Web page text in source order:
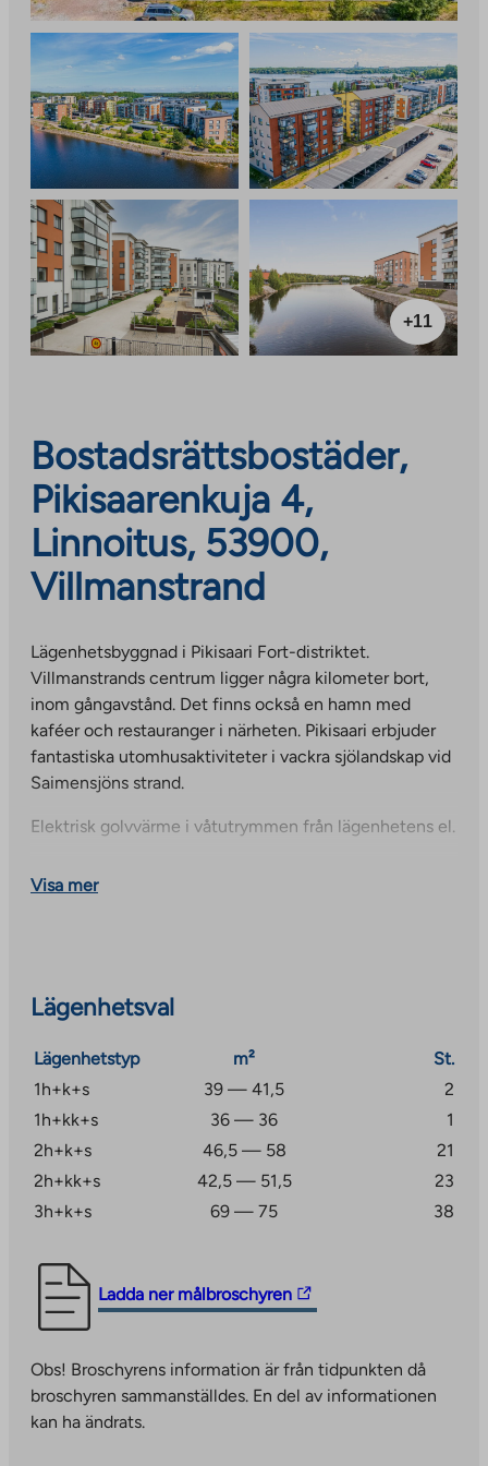
+11
Bostadsrättsbostäder,
Pikisaarenkuja 4,
Linnoitus, 53900,
Villmanstrand
Lägenhetsbyggnad i Pikisaari Fort-distriktet.
Villmanstrands centrum ligger några kilometer bort,
inom gångavstånd. Det finns också en hamn med
kaféer och restauranger i närheten. Pikisaari erbjuder
fantastiska utomhusaktiviteter i vackra sjölandskap vid
Saimensjöns strand.
Elektrisk golvvärme i våtutrymmen från lägenhetens el.
Visa mer
Lägenhetsval
Lägenhetstyp m²
St.
1h+k+s
39 — 41,5
2
1h+kk+s
36 — 36
1
2h+k+s
46,5 — 58
21
2h+kk+s
42,5 — 51,5
23
3h+k+s
69 — 75 38
Ladda ner målbroschyren
The
link
you
to
an
Obs! Broschyrens information är från tidpunkten då
broschyren sammanställdes. En del av informationen
kan ha ändrats.